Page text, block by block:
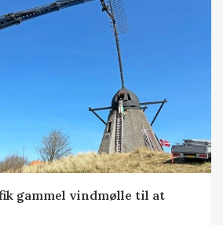
gammel vindmølle til at